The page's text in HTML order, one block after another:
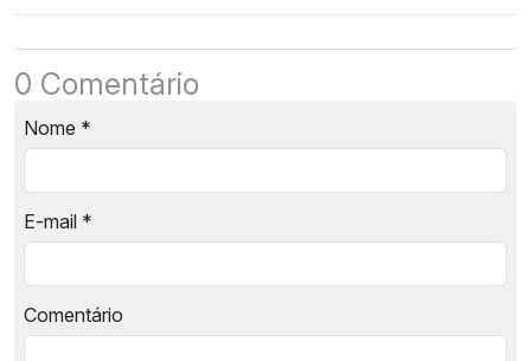
0 Comentário
Nome *
E-mail *
Comentário